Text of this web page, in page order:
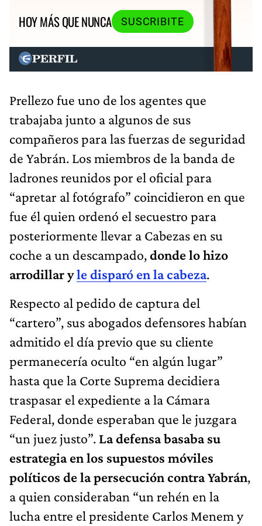
HOY MÁS QUE NUNCA
SUSCRIBITE
Prellezo fue uno de los agentes que
trabajaba junto a algunos de sus
compañeros para las fuerzas de seguridad
de Yabrán. Los miembros de la banda de
ladrones reunidos por el oficial para
“apretar al fotógrafo” coincidieron en que
fue él quien ordenó el secuestro para
posteriormente llevar a Cabezas en su
coche a un descampado,donde lo hizo
arrodillar yle disparó en la cabeza.
Respecto al pedido de captura del
“cartero”, sus abogados defensores habían
admitido el día previo que su cliente
permanecería oculto “en algún lugar”
hasta que la Corte Suprema decidiera
traspasar el expediente a la Cámara
Federal, donde esperaban que le juzgara
“un juez justo”. La defensa basaba su
estrategia en los supuestos móviles
políticos de la persecución contra Yabrán,
a quien consideraban “un rehén en la
lucha entre el presidente Carlos Menem y